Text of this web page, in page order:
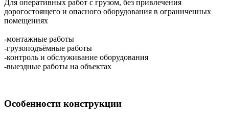
Для оперативных работ с грузом, без привлечения
дорогостоящего и опасного оборудования в ограниченных
помещениях
-монтажные работы
-грузоподъёмные работы
-контроль и обслуживание оборудования
-выездные работы на объектах
Особенности конструкции